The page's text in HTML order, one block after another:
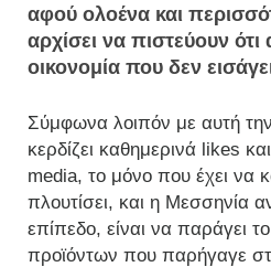
αφού ολοένα και
αρχίσει να πιστεύουν ότι
οικονομία που δεν
Σύμφωνα λοιπόν με αυτή
κερδίζει καθημερινά likes
media, το μόνο που έχει να
πλουτίσει, και η Μεσσηνία
επίπεδο, είναι να παράγει
προϊόντων που παρήγαγε